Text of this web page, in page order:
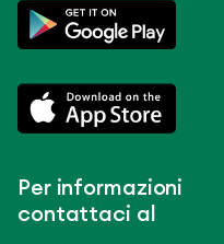
Per informazioni
contattaci al